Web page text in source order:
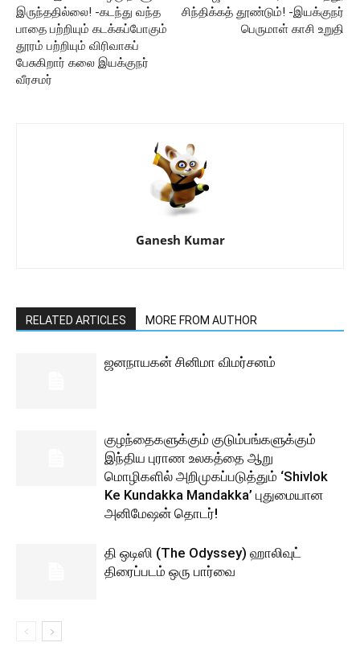
இருந்ததில்லை! -கடந்து வந்த
பாதை பற்றியும் கடக்கப்போகும்
தூரம் பற்றியும் விரிவாகப்
பேசுகிறார் கலை இயக்குநர்
வீரசமர்
சிந்திக்கத் தூண்டும்! -இயக்குநர்
பெருமாள் காசி உறுதி
Ganesh Kumar
RELATED ARTICLES MORE FROM AUTHOR
ஜனநாயகன் சினிமா விமர்சனம்
குழந்தைகளுக்கும் குடும்பங்களுக்கும்
இந்திய புராண உலகத்தை ஆறு
மொழிகளில் அறிமுகப்படுத்தும் ‘Shivlok
Ke Kundakka Mandakka’ புதுமையான
அனிமேஷன் தொடர்!
தி ஒடிஸி (The Odyssey) ஹாலிவுட்
திரைப்படம் ஒரு பார்வை